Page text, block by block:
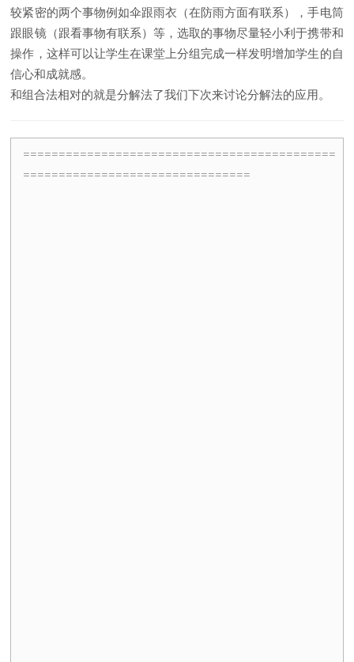
较紧密的两个事物例如伞跟雨衣（在防雨方面有联系），手电筒
跟眼镜（跟看事物有联系）等，选取的事物尽量轻小利于携带和
操作，这样可以让学生在课堂上分组完成一样发明增加学生的自
信心和成就感。
和组合法相对的就是分解法了我们下次来讨论分解法的应用。
============================================
================================